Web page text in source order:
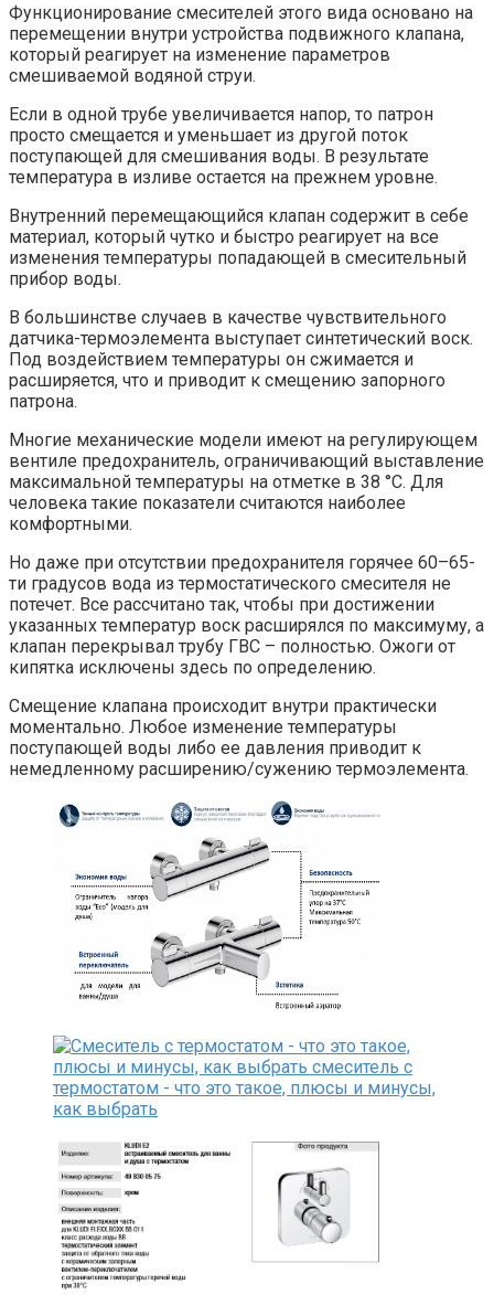
Функционирование смесителей этого вида основано на
перемещении внутри устройства подвижного клапана,
который реагирует на изменение параметров
смешиваемой водяной струи.
Если в одной трубе увеличивается напор, то патрон
просто смещается и уменьшает из другой поток
поступающей для смешивания воды. В результате
температура в изливе остается на прежнем уровне.
Внутренний перемещающийся клапан содержит в себе
материал, который чутко и быстро реагирует на все
изменения температуры попадающей в смесительный
прибор воды.
В большинстве случаев в качестве чувствительного
датчика-термоэлемента выступает синтетический воск.
Под воздействием температуры он сжимается и
расширяется, что и приводит к смещению запорного
патрона.
Многие механические модели имеют на регулирующем
вентиле предохранитель, ограничивающий выставление
максимальной температуры на отметке в 38 °С. Для
человека такие показатели считаются наиболее
комфортными.
Но даже при отсутствии предохранителя горячее 60–65-
ти градусов вода из термостатического смесителя не
потечет. Все рассчитано так, чтобы при достижении
указанных температур воск расширялся по максимуму, а
клапан перекрывал трубу ГВС – полностью. Ожоги от
кипятка исключены здесь по определению.
Смещение клапана происходит внутри практически
моментально. Любое изменение температуры
поступающей воды либо ее давления приводит к
немедленному расширению/сужению термоэлемента.